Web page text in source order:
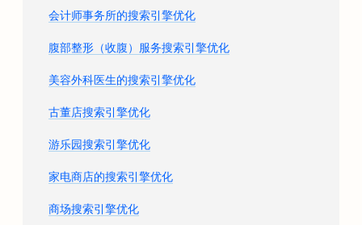
会计师事务所的搜索引擎优化
腹部整形（收腹）服务搜索引擎优化
美容外科医生的搜索引擎优化
古董店搜索引擎优化
游乐园搜索引擎优化
家电商店的搜索引擎优化
商场搜索引擎优化